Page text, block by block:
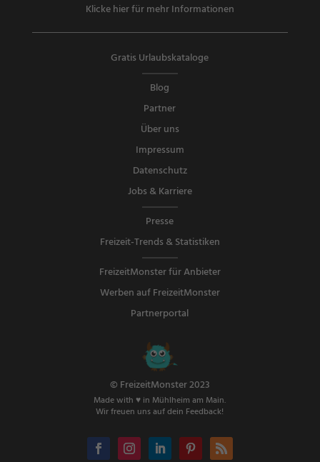
Klicke hier für mehr Informationen
Gratis Urlaubskataloge
Blog
Partner
Über uns
Impressum
Datenschutz
Jobs & Karriere
Presse
Freizeit-Trends & Statistiken
FreizeitMonster für Anbieter
Werben auf FreizeitMonster
Partnerportal
© FreizeitMonster 2023
Made with ♥ in Mühlheim am Main.
Wir freuen uns auf dein Feedback!